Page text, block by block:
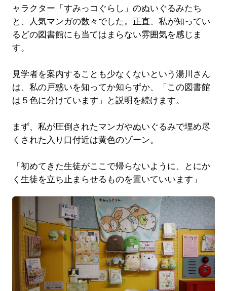
ャラクター「すみっコぐらし」のぬいぐるみたち
と、人気マンガの数々でした。正直、私が知ってい
るどの図書館にも当てはまらない雰囲気を感じま
す。
見学者を案内することも少なくないという湯川さん
は、私の戸惑いを知ってか知らずか、「この図書館
は５色に分けています」と説明を続けます。
まず、私が圧倒されたマンガやぬいぐるみで埋め尽
くされた入り口付近は黄色のゾーン。
「初めてきた生徒がここで帰らないように、とにか
く生徒を立ち止まらせるものを置いていいます」